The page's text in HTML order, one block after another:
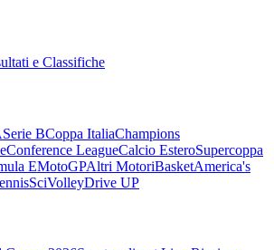
e Classifiche
Serie BCoppa ItaliaChampions
Conference LeagueCalcio EsteroSupercoppa
EMotoGPAltri MotoriBasketAmerica's
SciVolleyDrive UP